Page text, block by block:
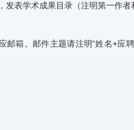
表学术成果目录（注明第一作
箱。邮件主题请注明“姓名+